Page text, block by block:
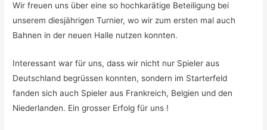
Wir freuen uns über eine so hochkarätige Beteiligung bei
unserem diesjährigen Turnier, wo wir zum ersten mal auch
Bahnen in der neuen Halle nutzen konnten.
Interessant war für uns, dass wir nicht nur Spieler aus
Deutschland begrüssen konnten, sondern im Starterfeld
fanden sich auch Spieler aus Frankreich, Belgien und den
Niederlanden. Ein grosser Erfolg für uns !